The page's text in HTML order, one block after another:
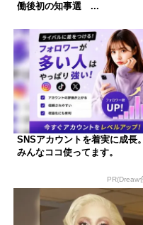
働後初の知事選 ...
SNSアカウントを着実に成長
みんなココ使ってます。
PR(Dreaw